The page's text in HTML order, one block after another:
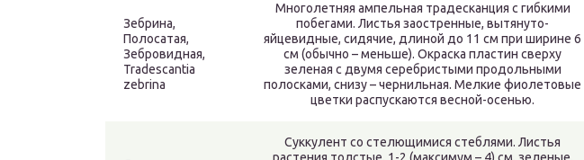
Зебрина,
Полосатая,
Зебровидная,
Tradescantia
zebrina
Многолетняя ампельная традесканция с гибкими
побегами. Листья заостренные, вытянуто-
яйцевидные, сидячие, длиной до 11 см при ширине 6
см (обычно – меньше). Окраска пластин сверху
зеленая с двумя серебристыми продольными
полосками, снизу – чернильная. Мелкие фиолетовые
цветки распускаются весной-осенью.
Суккулент со стелющимися стеблями. Листья